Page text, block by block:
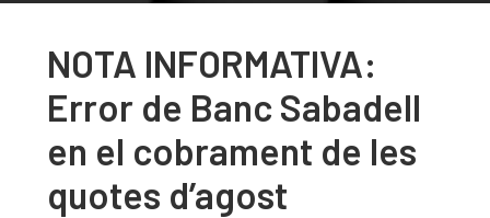
NOTA INFORMATIVA:
Error de Banc Sabadell
en el cobrament de les
quotes d’agost